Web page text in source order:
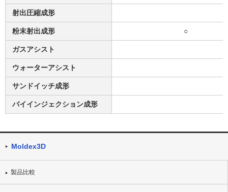
射出圧縮成形
粉末射出成形 ○
ガスアシスト
ウォーターアシスト
サンドイッチ成形
バイインジェクション成形
Moldex3D
製品比較